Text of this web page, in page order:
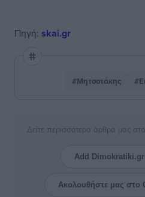
Πηγή: skai.gr
#Μητσοτάκης
Δείτε περισσότερα άρθρα μας
Add
Ακολουθήστε μας